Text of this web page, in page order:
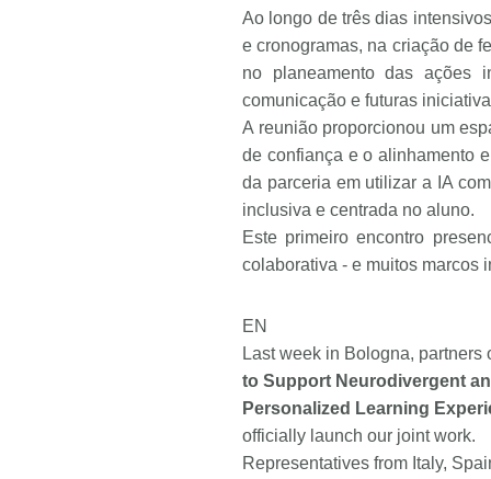
Ao longo de três dias
e cronogramas, na criação de
no planeamento das ações
comunicação e futuras
A reunião proporcionou um
de confiança e o alinhamento
da parceria em utilizar a IA
inclusiva e centrada no aluno.
Este primeiro encontro
colaborativa - e muitos marcos
EN
Last week in Bologna, partners
to Support Neurodivergent
Personalized Learning
officially launch our joint work.
Representatives from Italy,